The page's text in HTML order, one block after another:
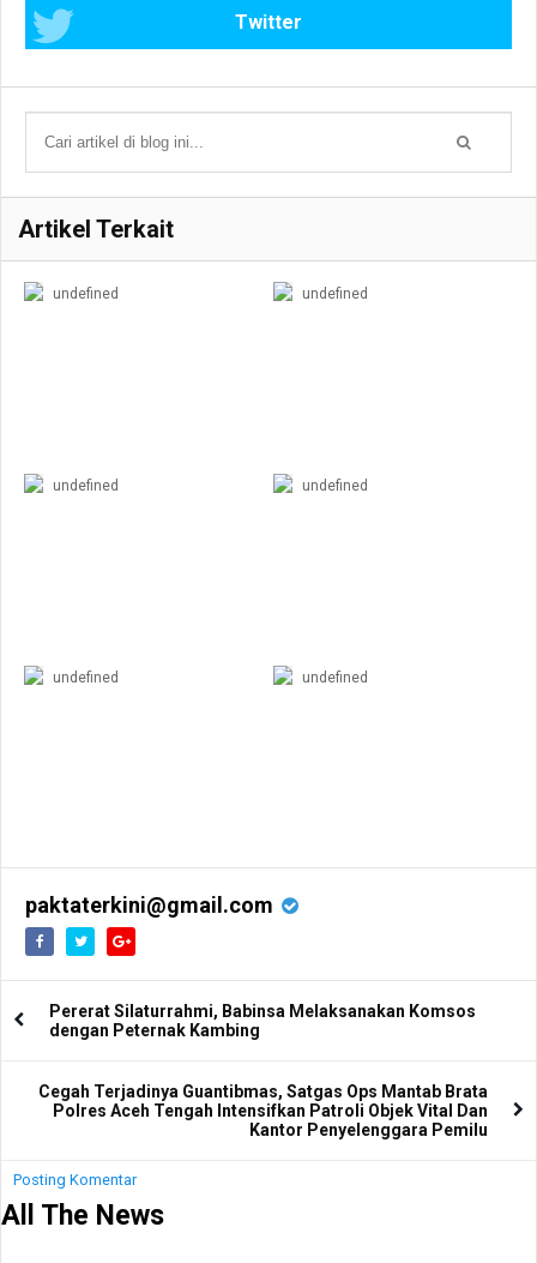
Twitter
Artikel Terkait
undefined undefined
undefined undefined
undefined undefined
paktaterkini@gmail.com
Pererat Silaturrahmi, Babinsa Melaksanakan Komsos
dengan Peternak Kambing
Cegah Terjadinya Guantibmas, Satgas Ops Mantab Brata
Polres Aceh Tengah Intensifkan Patroli Objek Vital Dan
Kantor Penyelenggara Pemilu
Posting Komentar
All The News